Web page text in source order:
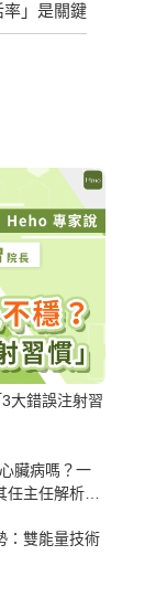
」是關鍵
大錯誤注射習
臟病嗎？一
主任解析支
：雙能量技術